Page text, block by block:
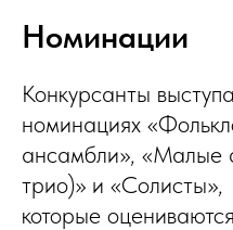
Номинации
Конкурсанты
номинациях
ансамбли», «Малые
трио)» и «Солисты»,
которые